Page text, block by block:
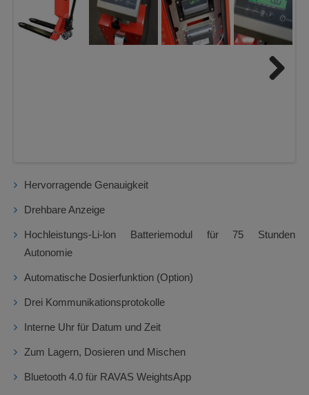
Hervorragende Genauigkeit
Drehbare Anzeige
Hochleistungs-Li-lon Batteriemodul für 75 Stunden
Autonomie
Automatische Dosierfunktion (Option)
Drei Kommunikationsprotokolle
Interne Uhr für Datum und Zeit
Zum Lagern, Dosieren und Mischen
Bluetooth 4.0 für RAVAS WeightsApp